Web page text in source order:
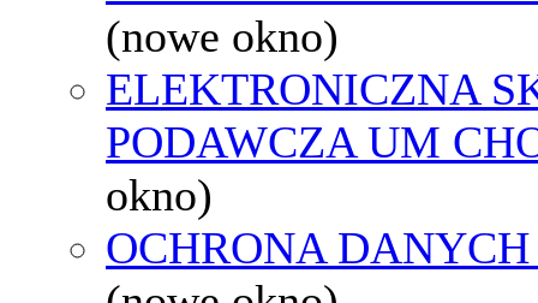
(nowe okno)
ELEKTRONICZNA
PODAWCZA UM
okno)
OCHRONA